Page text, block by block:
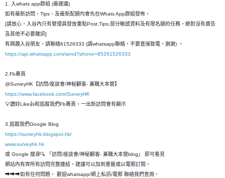
1. 入whats app群組 (最建議)
如有最新訪問、Tips、及最新配額均會先在Whats App群組發佈，
[請放心，入谷內只有管理員發放重點Post,Tips,部分敏感資料及有限名額的任務，絶對沒有廣告
及其他不必要雜訊]
有興趣入谷朋友，請聯絡61526333 (請whatsapp聯絡，不要直接致電，謝謝) 。
https://api.whatsapp.com/send?phone=85261526333
2.Fb專頁
@SurveyHK【訪問/座談會/神秘顧客- 兼職大本營】
https://www.facebook.com/SurveyHK
💡讚好Like👍和追蹤我們Fb專頁，一出新訪問會有顯示
3.追蹤我們Google Blog
https://surveyhk.blogspot.hk/
www.surveyhk.hk
或 Google 搜尋🔍 「訪問/座談會/神秘顧客- 兼職大本營blog」 即可看見
網站內有齊所有訪問完整連結，建議可以加到書籤或以電郵訂閱。
➡➡➡如有任何問題， 歡迎whatsapp/網上私訊/電郵 聯絡我們查詢，